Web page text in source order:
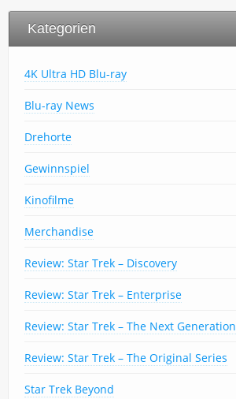
Kategorien
4K Ultra HD Blu-ray
Blu-ray News
Drehorte
Gewinnspiel
Kinofilme
Merchandise
Review: Star Trek – Discovery
Review: Star Trek – Enterprise
Review: Star Trek – The Next Generation
Review: Star Trek – The Original Series
Star Trek Beyond